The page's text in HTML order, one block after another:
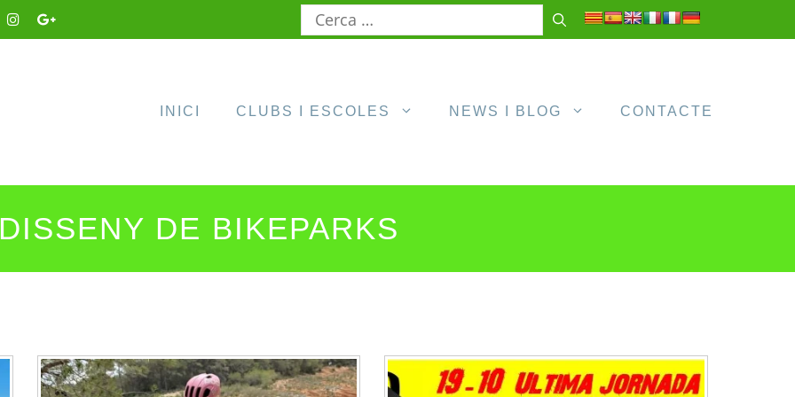
Cerca:
INICI CLUBS I ESCOLES NEWS I BLOG CONTACTE
DISSENY DE BIKEPARKS